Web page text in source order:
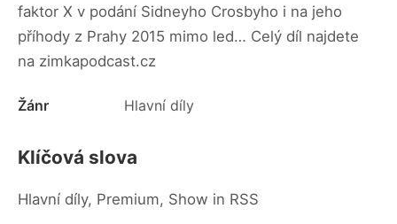
faktor X v podání Sidneyho Crosbyho i na jeho
příhody z Prahy 2015 mimo led… Celý díl najdete
na zimkapodcast.cz
Žánr Hlavní díly
Klíčová slova
Hlavní díly, Premium, Show in RSS